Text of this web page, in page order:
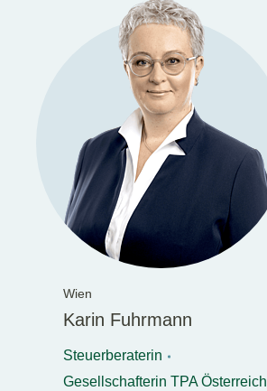
Wien
Karin Fuhrmann
Steuerberaterin
Gesellschafterin TPA Österreich